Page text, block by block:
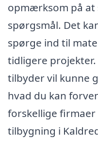
opmærksom på at
spørgsmål. Det
spørge ind til
tidligere
tilbyder vil kunne
hvad du kan
forskellige
tilbygning i